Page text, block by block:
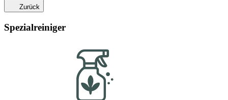
Zurück
Spezialreiniger